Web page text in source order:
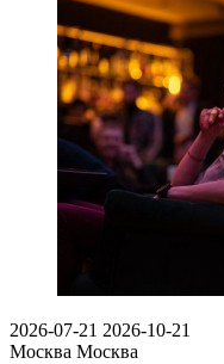
2026-07-21 2026-10-21
Москва Москва